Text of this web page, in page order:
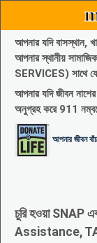
আপনার যদি বাসস্থান,
আপনার স্থানীয়
SERVICES) সাথে
আপনার যদি জীবন নাশের
অনুগ্রহ করে 911
আপনার জীবন
চুরি হওয়া SNAP
Assistance, TA)